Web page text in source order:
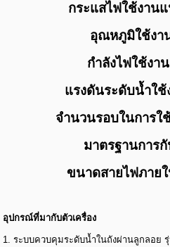
กระแสไฟใช้งาน
อุณหภูมิใช้งา
กำลังไฟใช้งา
แรงดันระดับน้ำใช้
จำนวนรอบในการใ
มาตรฐานการ
ขนาดสายไฟภาย
อุปกรณ์ที่มากับตัวเครื่อง
1.ระบบควบคุมระดับน้ำในถังผ่านลูกลอย